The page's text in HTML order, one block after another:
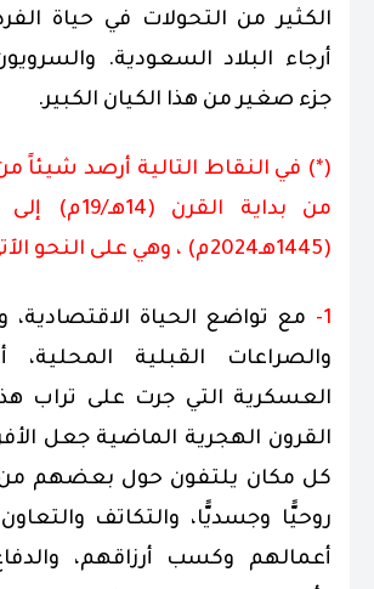
الكثير من التحولات في حياة
أرجاء البلاد السعودية.
جزء صغير من هذا الكيان الكبير.
(*) في النقاط التالية أرصد شيئاً
من بداية القرن
(1445هـ2024م) ، وهي على النحو الآتي :
1-
مع تواضع الحياة الاقتصادية،
والصراعات القبلية المحلية،
العسكرية التي جرت على تراب
القرون الهجرية الماضية جعل
كل مكان يلتفون حول بعضهم من
روحيًّا وجسديًّا، والتكاتف
أعمالهم وكسب أرزاقهم،